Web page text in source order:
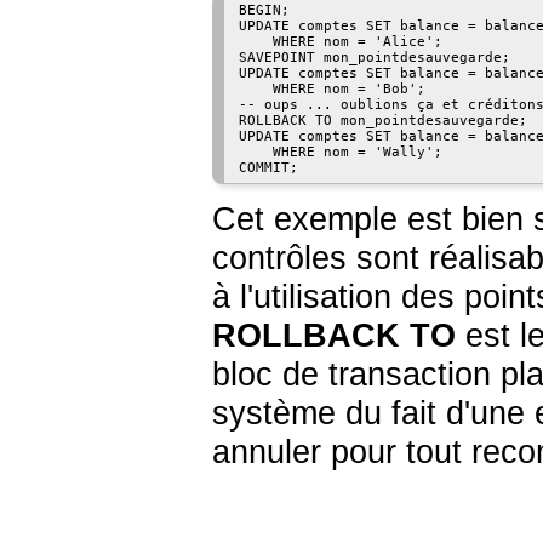
BEGIN;
UPDATE comptes SET balance =
    WHERE nom = 'Alice';
SAVEPOINT mon_pointdesauvegarde;
UPDATE comptes SET balance =
    WHERE nom = 'Bob';
-- oups ... oublions ça et créditons
ROLLBACK TO mon_pointdesauvegarde;
UPDATE comptes SET balance =
    WHERE nom = 'Wally';
COMMIT;
Cet exemple est bien
contrôles sont
à l'utilisation des
ROLLBACK TO est
bloc de transaction
système du fait d'une
annuler pour tout